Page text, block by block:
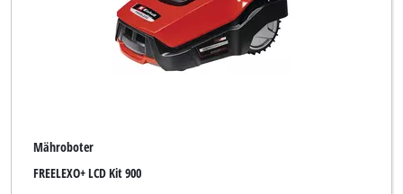
Mähroboter
FREELEXO+ LCD Kit 900